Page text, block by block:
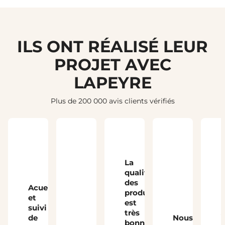
ILS ONT RÉALISÉ LEUR
PROJET AVEC
LAPEYRE
Plus de 200 000 avis clients vérifiés
Acueil
et
suivi
de
La
qualité
des
produits
est
très
bonne,
Nous